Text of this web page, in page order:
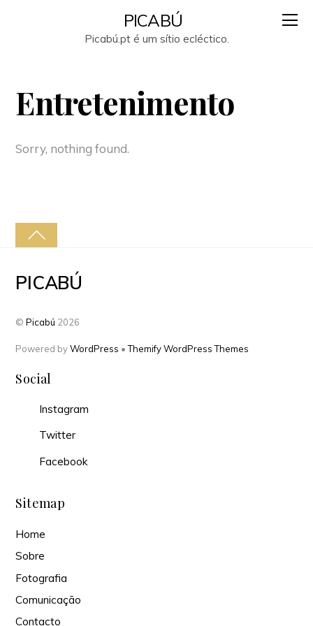
PICABÚ
Picabú.pt é um sítio ecléctico.
Entretenimento
Sorry, nothing found.
PICABÚ
©Picabú 2026
Powered byWordPress •Themify WordPress Themes
Social
Instagram
Twitter
Facebook
Sitemap
Home
Sobre
Fotografia
Comunicação
Contacto